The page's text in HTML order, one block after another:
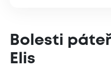
Bolesti
Elis